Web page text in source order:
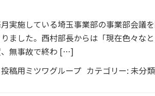
実施している埼玉事業部の事業部会議
ました。西村部長からは「現在色々な
、無事故で終わ […]
投稿用ミツワグループ カテゴリー: 未分類